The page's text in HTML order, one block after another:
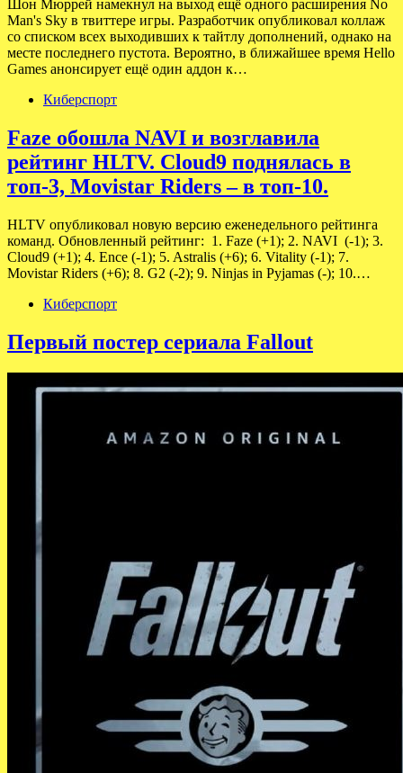
Шон Мюррей намекнул на выход ещё одного расширения No
Man's Sky в твиттере игры. Разработчик опубликовал коллаж
со списком всех выходивших к тайтлу дополнений, однако на
месте последнего пустота. Вероятно, в ближайшее время Hello
Games анонсирует ещё один аддон к…
Киберспорт
Faze обошла NAVI и возглавила
рейтинг HLTV. Cloud9 поднялась в
топ-3, Movistar Riders – в топ-10.
HLTV опубликовал новую версию еженедельного рейтинга
команд. Обновленный рейтинг: 1. Faze (+1); 2. NAVI (-1); 3.
Cloud9 (+1); 4. Ence (-1); 5. Astralis (+6); 6. Vitality (-1); 7.
Movistar Riders (+6); 8. G2 (-2); 9. Ninjas in Pyjamas (-); 10.…
Киберспорт
Первый постер сериала Fallout